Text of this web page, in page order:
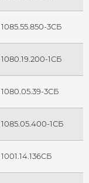
1085.55.850-3СБ
1080.19.200-1СБ
1080.05.39-3СБ
1085.05.400-1СБ
1001.14.136СБ